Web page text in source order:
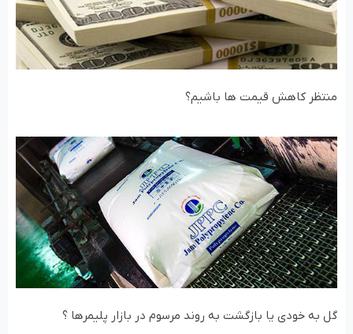
منتظر کاهش قیمت ها باشیم؟
گل به خودی یا بازگشت به روند مرسوم در بازار پلیمرها ؟